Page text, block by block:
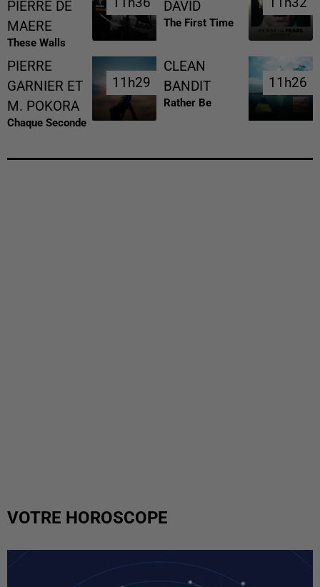
PIERRE DE
MAERE
These Walls
DAVID
The First Time
PIERRE
GARNIER ET
M. POKORA
Chaque Seconde
11h29
11h29
CLEAN
BANDIT
Rather Be
11h26
11h26
VOTRE HOROSCOPE